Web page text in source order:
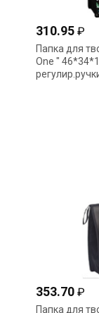
310.95 ₽
Папка для
One "
353.70 ₽
Папка для